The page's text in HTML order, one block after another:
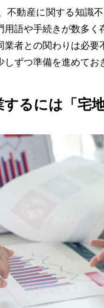
不動産に関する知識
用語や手続きが数多
業者との関わりは必
ずつ準備を進めてお
るには「宅